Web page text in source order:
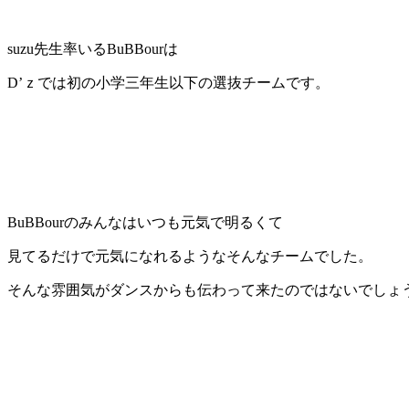
suzu先生率いるBuBBourは
D’ｚでは初の小学三年生以下の選抜チームです。
BuBBourのみんなはいつも元気で明るくて
見てるだけで元気になれるようなそんなチームでした。
そんな雰囲気がダンスからも伝わって来たのではないでしょ